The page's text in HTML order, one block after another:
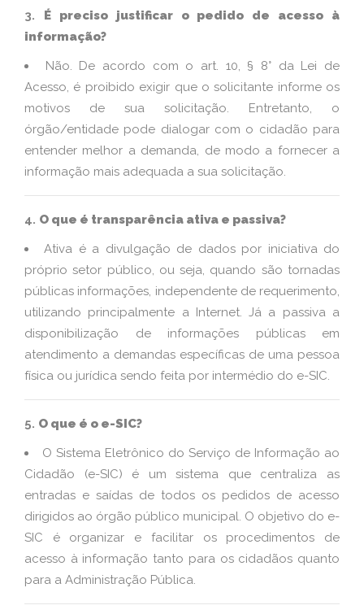
3. É preciso justificar o pedido de acesso à
informação?
Não. De acordo com o art. 10, § 8° da Lei de
Acesso, é proibido exigir que o solicitante informe os
motivos de sua solicitação. Entretanto, o
órgão/entidade pode dialogar com o cidadão para
entender melhor a demanda, de modo a fornecer a
informação mais adequada a sua solicitação.
4. O que é transparência ativa e passiva?
Ativa é a divulgação de dados por iniciativa do
próprio setor público, ou seja, quando são tornadas
públicas informações, independente de requerimento,
utilizando principalmente a Internet. Já a passiva a
disponibilização de informações públicas em
atendimento a demandas específicas de uma pessoa
física ou jurídica sendo feita por intermédio do e-SIC.
5. O que é o e-SIC?
O Sistema Eletrônico do Serviço de Informação ao
Cidadão (e-SIC) é um sistema que centraliza as
entradas e saídas de todos os pedidos de acesso
dirigidos ao órgão público municipal. O objetivo do e-
SIC é organizar e facilitar os procedimentos de
acesso à informação tanto para os cidadãos quanto
para a Administração Pública.